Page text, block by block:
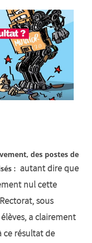
des postes de
: autant dire que
nul cette
sous
a clairement
ce résultat de